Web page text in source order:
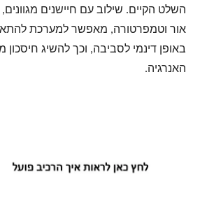
השלט הקיים. שילוב עם חיישנים מגוונים,
אור וטמפרטורה, מאפשר למערכת
באופן דינמי לסביבה, וכך להשיג
האנרגיה.